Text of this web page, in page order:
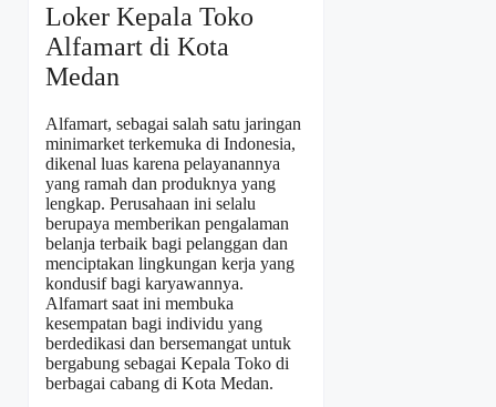
Loker Kepala Toko
Alfamart di Kota
Medan
Alfamart, sebagai salah satu jaringan
minimarket terkemuka di Indonesia,
dikenal luas karena pelayanannya
yang ramah dan produknya yang
lengkap. Perusahaan ini selalu
berupaya memberikan pengalaman
belanja terbaik bagi pelanggan dan
menciptakan lingkungan kerja yang
kondusif bagi karyawannya.
Alfamart saat ini membuka
kesempatan bagi individu yang
berdedikasi dan bersemangat untuk
bergabung sebagai Kepala Toko di
berbagai cabang di Kota Medan.